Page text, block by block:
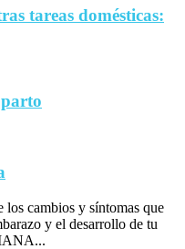
tareas domésticas:
los cambios y síntomas que
y el desarrollo de tu